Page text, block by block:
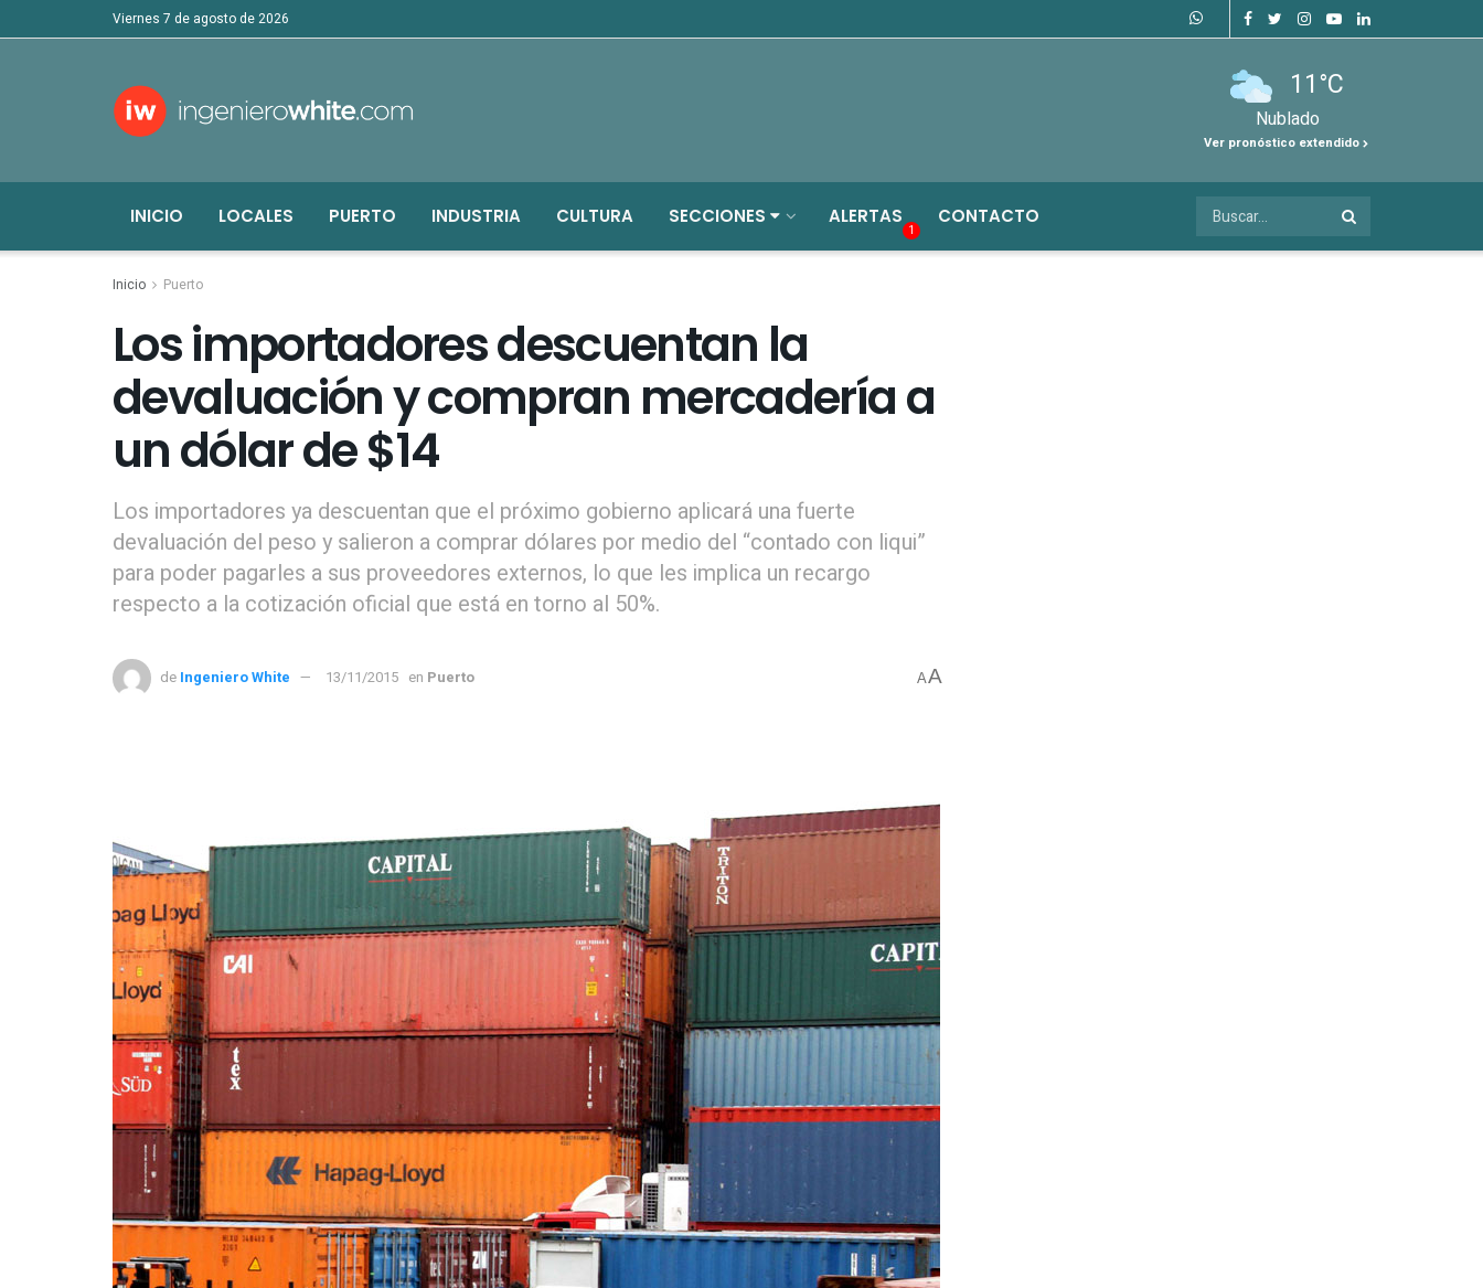
viernes 7 de agosto de 2026
11°C
Nublado
Ver pronóstico extendido
INICIO LOCALES PUERTO INDUSTRIA CULTURA SECCIONES ALERTAS
1
CONTACTO
Inicio Puerto
Los importadores descuentan la
devaluación y compran mercadería a
un dólar de $14
Los importadores ya descuentan que el próximo gobierno aplicará una fuerte
devaluación del peso y salieron a comprar dólares por medio del “contado con liqui”
para poder pagarles a sus proveedores externos, lo que les implica un recargo
respecto a la cotización oficial que está en torno al 50%.
de Ingeniero White 13/11/2015 en Puerto AA